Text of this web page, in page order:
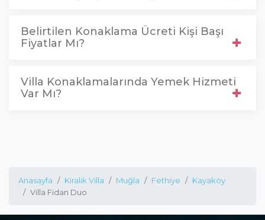
Belirtilen Konaklama Ücreti Kişi Başı
Fiyatlar Mı?
Villa Konaklamalarında Yemek Hizmeti
Var Mı?
Anasayfa Kiralık Villa Muğla Fethiye
Kayaköy
Villa Fidan Duo